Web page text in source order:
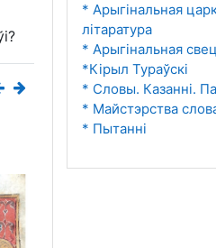
* Арыгінальная
літаратура
* Арыгінальная
*Кірыл Тураўскі
* Словы. Казанні.
* Майстэрства
* Пытанні